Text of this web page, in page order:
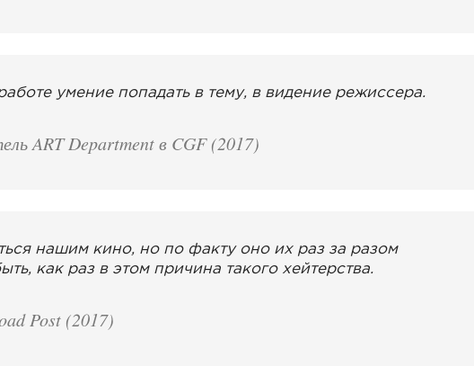
умение попадать в тему, в видение режиссера.
ART Department в CGF (2017)
нашим кино, но по факту оно их раз за разом
как раз в этом причина такого хейтерства.
Post (2017)